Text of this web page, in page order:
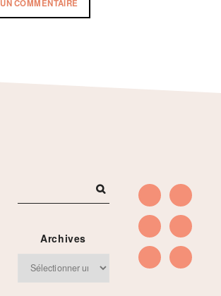
Archives
Archives